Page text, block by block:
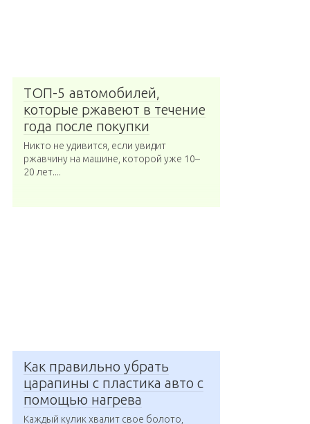
ТОП-5 автомобилей,
которые ржавеют в течение
года после покупки
Никто не удивится, если увидит
ржавчину на машине, которой уже 10–
20 лет....
Как правильно убрать
царапины с пластика авто с
помощью нагрева
Каждый кулик хвалит свое болото,